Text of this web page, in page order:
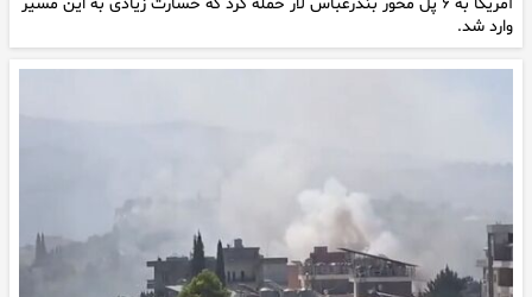
وارد شد.